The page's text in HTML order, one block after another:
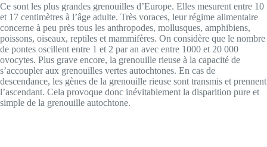
Ce sont les plus grandes grenouilles d’Europe. Elles mesurent entre 10
et 17 centimètres à l’âge adulte. Très voraces, leur régime alimentaire
concerne à peu près tous les anthropodes, mollusques, amphibiens,
poissons, oiseaux, reptiles et mammifères. On considère que le nombre
de pontes oscillent entre 1 et 2 par an avec entre 1000 et 20 000
ovocytes. Plus grave encore, la grenouille rieuse à la capacité de
s’accoupler aux grenouilles vertes autochtones. En cas de
descendance, les gènes de la grenouille rieuse sont transmis et prennent
l’ascendant. Cela provoque donc inévitablement la disparition pure et
simple de la grenouille autochtone.